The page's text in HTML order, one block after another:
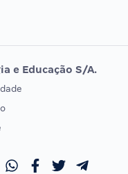
DE ORDEM
OAB
e Educação S/A.